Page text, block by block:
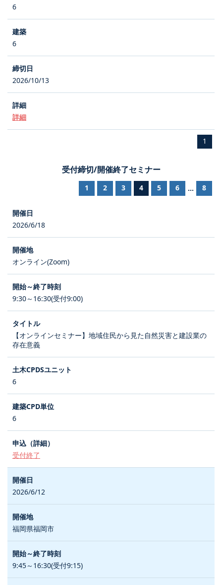
6
6
2026/10/13
詳細
1
受付締切/開催終了セミナー
1 2 3 4 5 6 ... 8
2026/6/18
オンライン(Zoom)
9:30～16:30(受付9:00)
【オンラインセミナー】地域住民から見た自然災害と建設業の
存在意義
6
6
受付終了
2026/6/12
福岡県福岡市
9:45～16:30(受付9:15)